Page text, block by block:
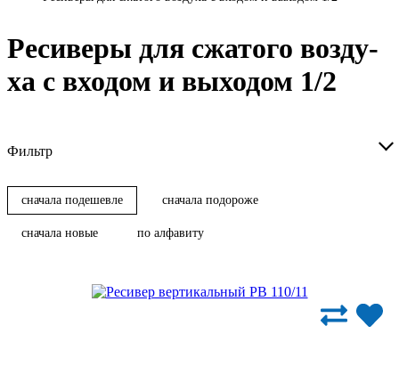
Ре­си­ве­ры для сжа­то­го воз­ду­
ха с вхо­дом и вы­хо­дом 1/2
Фильтр
сначала подешевле сначала подороже
сначала новые по алфавиту